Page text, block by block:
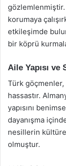
korumaya
etkileşimde
bir köprü
Aile Yapısı
Türk göçmenler,
hassastır.
yapısını
dayanışma
nesillerin
olmuştur.